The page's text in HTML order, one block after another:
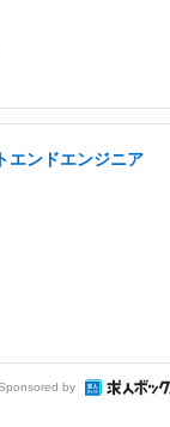
エンドエンジニア
by